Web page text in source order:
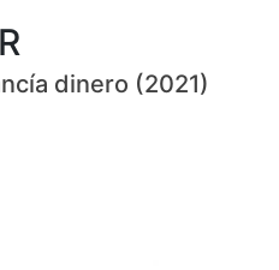
dinero (2021)